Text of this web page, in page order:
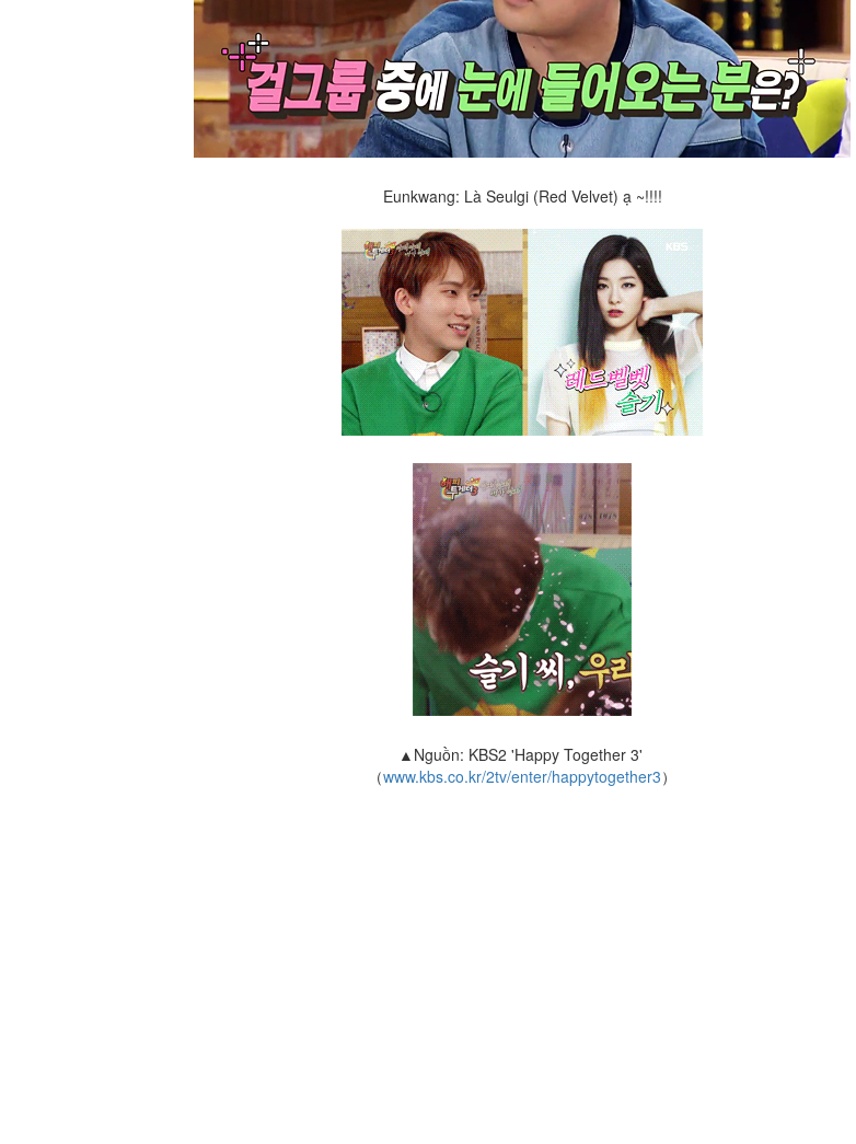
Eunkwang: Là Seulgi (Red Velvet) ạ ~!!!!
▲Nguồn: KBS2 'Happy Together 3'
（www.kbs.co.kr/2tv/enter/happytogether3）